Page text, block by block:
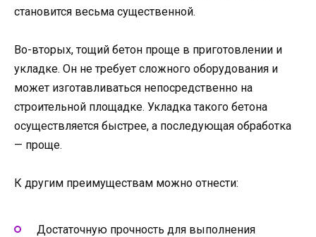
становится весьма существенной.
Во-вторых, тощий бетон проще в приготовлении и
укладке. Он не требует сложного оборудования и
может изготавливаться непосредственно на
строительной площадке. Укладка такого бетона
осуществляется быстрее, а последующая обработка
— проще.
К другим преимуществам можно отнести:
Достаточную прочность для выполнения